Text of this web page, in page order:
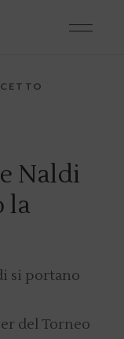
Naldi
la
si portano
del Torneo